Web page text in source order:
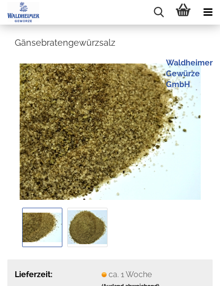
Gänsebratengewürzsalz
Waldheimer
Gewürze
GmbH
Lieferzeit: ca. 1 Woche